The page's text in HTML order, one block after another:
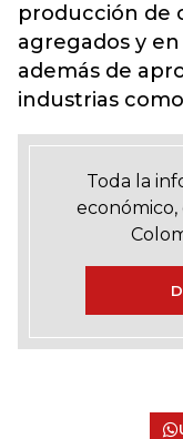
producción de
agregados y
además de
industrias
Toda la